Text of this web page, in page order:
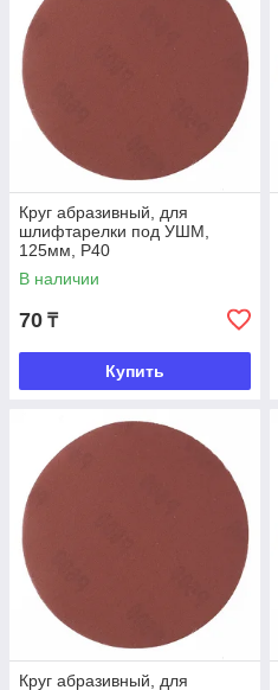
Круг абразивный, для
шлифтарелки под УШМ,
125мм, Р40
В наличии
70 ₸
Купить
Круг абразивный, для